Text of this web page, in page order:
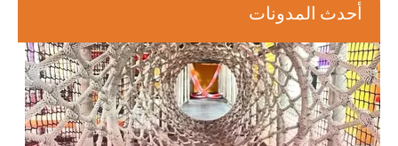
أحدث المدونات